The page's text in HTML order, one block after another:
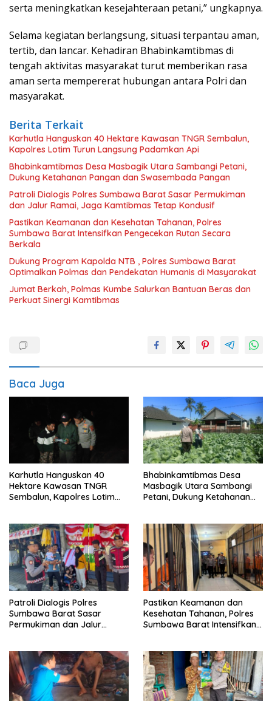
serta meningkatkan kesejahteraan petani,” ungkapnya.
Selama kegiatan berlangsung, situasi terpantau aman,
tertib, dan lancar. Kehadiran Bhabinkamtibmas di
tengah aktivitas masyarakat turut memberikan rasa
aman serta mempererat hubungan antara Polri dan
masyarakat.
Berita Terkait
Karhutla Hanguskan 40 Hektare Kawasan TNGR Sembalun,
Kapolres Lotim Turun Langsung Padamkan Api
Bhabinkamtibmas Desa Masbagik Utara Sambangi Petani,
Dukung Ketahanan Pangan dan Swasembada Pangan
Patroli Dialogis Polres Sumbawa Barat Sasar Permukiman
dan Jalur Ramai, Jaga Kamtibmas Tetap Kondusif
Pastikan Keamanan dan Kesehatan Tahanan, Polres
Sumbawa Barat Intensifkan Pengecekan Rutan Secara
Berkala
Dukung Program Kapolda NTB , Polres Sumbawa Barat
Optimalkan Polmas dan Pendekatan Humanis di Masyarakat
Jumat Berkah, Polmas Kumbe Salurkan Bantuan Beras dan
Perkuat Sinergi Kamtibmas
Baca Juga
Karhutla Hanguskan 40
Hektare Kawasan TNGR
Sembalun, Kapolres Lotim
Bhabinkamtibmas Desa
Masbagik Utara Sambangi
Petani, Dukung Ketahanan
Patroli Dialogis Polres
Sumbawa Barat Sasar
Permukiman dan Jalur
Pastikan Keamanan dan
Kesehatan Tahanan, Polres
Sumbawa Barat Intensifkan